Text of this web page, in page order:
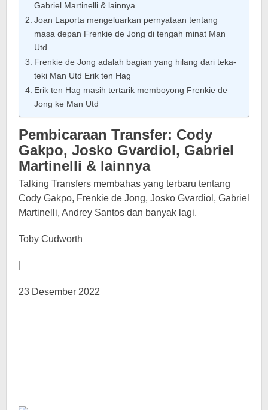
Gabriel Martinelli & lainnya
Joan Laporta mengeluarkan pernyataan tentang
masa depan Frenkie de Jong di tengah minat Man
Utd
Frenkie de Jong adalah bagian yang hilang dari teka-
teki Man Utd Erik ten Hag
Erik ten Hag masih tertarik memboyong Frenkie de
Jong ke Man Utd
Pembicaraan Transfer: Cody
Gakpo, Josko Gvardiol, Gabriel
Martinelli & lainnya
Talking Transfers membahas yang terbaru tentang
Cody Gakpo, Frenkie de Jong, Josko Gvardiol, Gabriel
Martinelli, Andrey Santos dan banyak lagi.
Toby Cudworth
23 Desember 2022